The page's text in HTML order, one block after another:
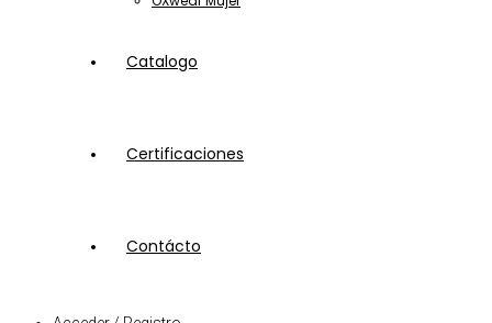
Catalogo
Certificaciones
Contácto